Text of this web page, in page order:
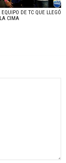
EQUIPO DE TC QUE LLEGÓ
CIMA